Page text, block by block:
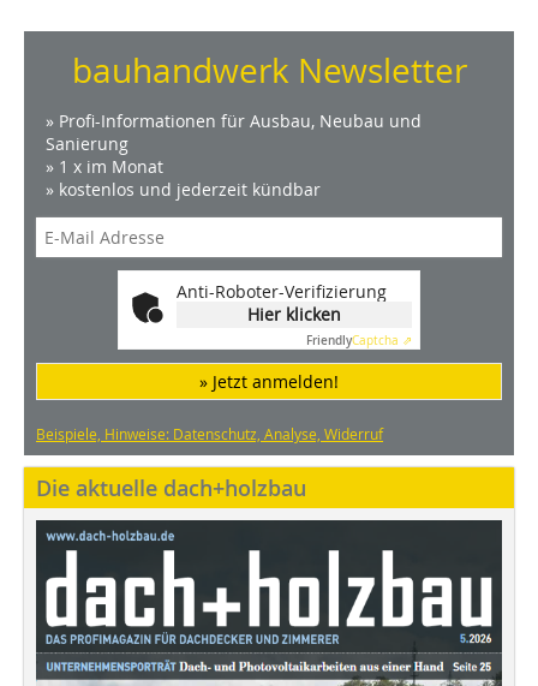
bauhandwerk Newsletter
» Profi-Informationen für Ausbau, Neubau und
Sanierung
» 1 x im Monat
» kostenlos und jederzeit kündbar
Anti-Roboter-Verifizierung
Hier klicken
FriendlyCaptcha ⇗
» Jetzt anmelden!
Beispiele, Hinweise: Datenschutz, Analyse, Widerruf
Die aktuelle dach+holzbau